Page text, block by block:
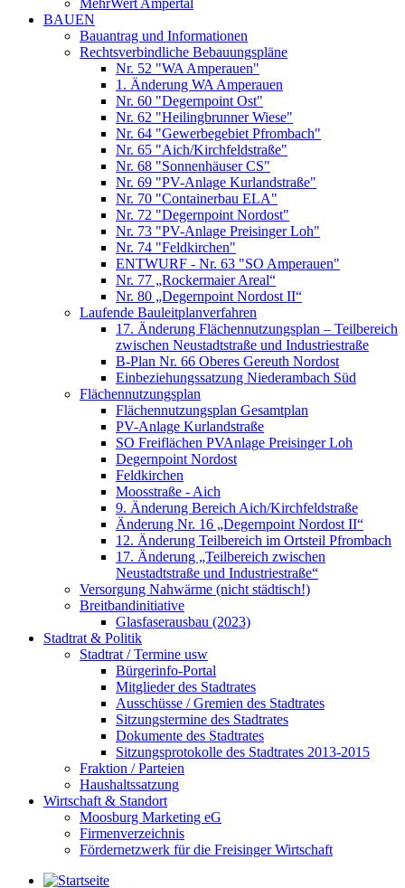
MehrWert Ampertal
BAUEN
Bauantrag und Informationen
Rechtsverbindliche Bebauungspläne
Nr. 52 "WA Amperauen"
1. Änderung WA Amperauen
Nr. 60 "Degernpoint Ost"
Nr. 62 "Heilingbrunner Wiese"
Nr. 64 "Gewerbegebiet Pfrombach"
Nr. 65 "Aich/Kirchfeldstraße"
Nr. 68 "Sonnenhäuser CS"
Nr. 69 "PV-Anlage Kurlandstraße"
Nr. 70 "Containerbau ELA"
Nr. 72 "Degernpoint Nordost"
Nr. 73 "PV-Anlage Preisinger Loh"
Nr. 74 "Feldkirchen"
ENTWURF - Nr. 63 "SO Amperauen"
Nr. 77 „Rockermaier Areal“
Nr. 80 „Degernpoint Nordost II“
Laufende Bauleitplanverfahren
17. Änderung Flächennutzungsplan – Teilbereich
zwischen Neustadtstraße und Industriestraße
B-Plan Nr. 66 Oberes Gereuth Nordost
Einbeziehungssatzung Niederambach Süd
Flächennutzungsplan
Flächennutzungsplan Gesamtplan
PV-Anlage Kurlandstraße
SO Freiflächen PV­Anlage Preisinger Loh
Degernpoint Nordost
Feldkirchen
Moosstraße - Aich
9. Änderung Bereich Aich/Kirchfeldstraße
Änderung Nr. 16 „Degernpoint Nordost II“
12. Änderung Teilbereich im Ortsteil Pfrombach
17. Änderung „Teilbereich zwischen
Neustadtstraße und Industriestraße“
Versorgung Nahwärme (nicht städtisch!)
Breitbandinitiative
Glasfaserausbau (2023)
Stadtrat & Politik
Stadtrat / Termine usw
Bürgerinfo-Portal
Mitglieder des Stadtrates
Ausschüsse / Gremien des Stadtrates
Sitzungstermine des Stadtrates
Dokumente des Stadtrates
Sitzungsprotokolle des Stadtrates 2013-2015
Fraktion / Parteien
Haushaltssatzung
Wirtschaft & Standort
Moosburg Marketing eG
Firmenverzeichnis
Fördernetzwerk für die Freisinger Wirtschaft